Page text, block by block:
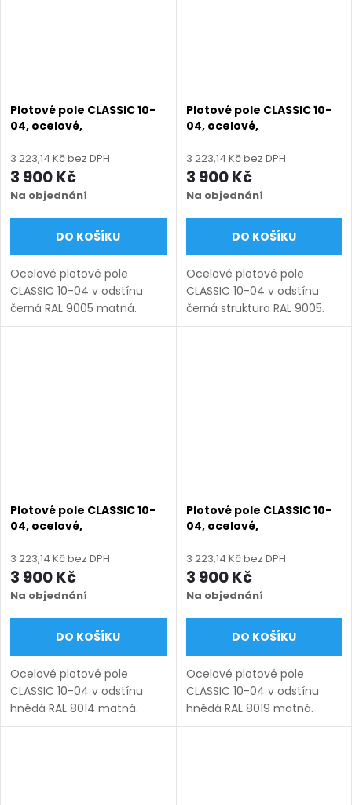
Plotové pole CLASSIC 10-
04, ocelové,
(šířka 100–3300 mm,
výška 450–1950 mm),
černá RAL 9005 matná
3 223,14 Kč bez DPH
3 900 Kč
Na objednání
DO KOŠÍKU
Ocelové plotové pole
CLASSIC 10-04 v odstínu
černá RAL 9005 matná.
Bezúdržbová ocel (žárový
Plotové pole CLASSIC 10-
04, ocelové,
(šířka 100–3300 mm,
výška 450–1950 mm),
černá struktura RAL 9005
3 223,14 Kč bez DPH
3 900 Kč
Na objednání
DO KOŠÍKU
Ocelové plotové pole
CLASSIC 10-04 v odstínu
černá struktura RAL 9005.
Bezúdržbová ocel (žárový
Plotové pole CLASSIC 10-
04, ocelové,
(šířka 100–3300 mm,
výška 450–1950 mm),
hnědá RAL 8014 matná
3 223,14 Kč bez DPH
3 900 Kč
Na objednání
DO KOŠÍKU
Ocelové plotové pole
CLASSIC 10-04 v odstínu
hnědá RAL 8014 matná.
Bezúdržbová ocel (žárový
Plotové pole CLASSIC 10-
04, ocelové,
(šířka 100–3300 mm,
výška 450–1950 mm),
hnědá RAL 8019 matná
3 223,14 Kč bez DPH
3 900 Kč
Na objednání
DO KOŠÍKU
Ocelové plotové pole
CLASSIC 10-04 v odstínu
hnědá RAL 8019 matná.
Bezúdržbová ocel (žárový